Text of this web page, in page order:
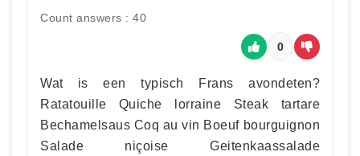
Count answers : 40
0
Wat is een typisch Frans avondeten?
Ratatouille Quiche lorraine Steak tartare
Bechamelsaus Coq au vin Boeuf bourguignon
Salade niçoise Geitenkaassalade